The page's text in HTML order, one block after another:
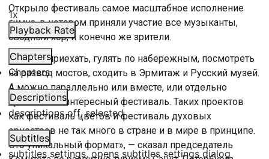
1x
Playback Rate
Chapters
Chapters
Descriptions
descriptions off, selected
Subtitles
subtitles settings, opens subtitles settings dialog
Открыло фестиваль самое масштабное исполнение
гимна, в котором приняли участие все музыканты,
сводный хор, и конечно же зрители.
«Можно приехать, гулять по набережным, посмотреть
на развод мостов, сходить в Эрмитаж и Русский музей.
А можно параллельно или вместе, или отдельно
приехать на интересный фестиваль. Таких проектов
как фестиваль цветов и фестиваль духовых
оркестров не так много в стране и в мире в принципе.
Это уникальный формат», — сказал председатель